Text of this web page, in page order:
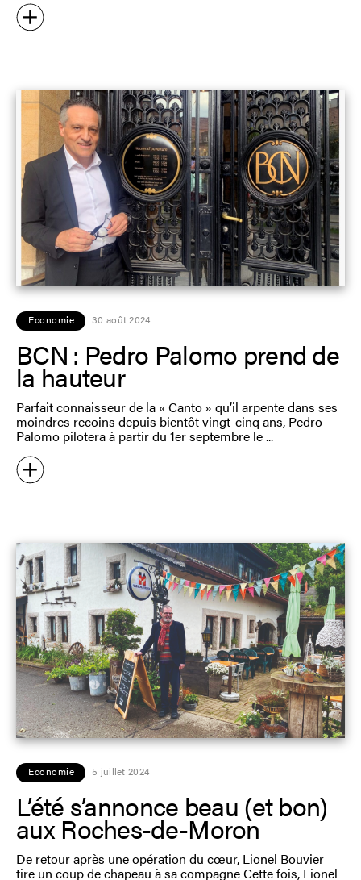
Economie 30 août 2024
BCN : Pedro Palomo prend de
la hauteur
Parfait connaisseur de la « Canto » qu’il arpente dans ses
moindres recoins depuis bientôt vingt-cinq ans, Pedro
Palomo pilotera à partir du 1er septembre le
Economie 5 juillet 2024
L’été s’annonce beau (et bon)
aux Roches-de-Moron
De retour après une opération du cœur, Lionel Bouvier
tire un coup de chapeau à sa compagne Cette fois, Lionel